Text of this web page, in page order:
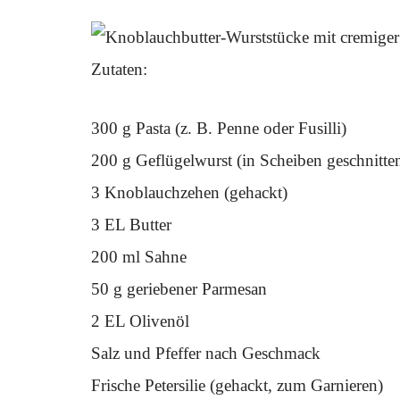
Zutaten:
300 g Pasta (z. B. Penne oder Fusilli)
200 g Geflügelwurst (in Scheiben
3 Knoblauchzehen (gehackt)
3 EL Butter
200 ml Sahne
50 g geriebener Parmesan
2 EL Olivenöl
Salz und Pfeffer nach Geschmack
Frische Petersilie (gehackt, zum Garnieren)